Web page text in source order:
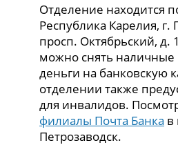
Отделение находится
Республика Карелия, г.
просп. Октябрьский, д.
можно снять наличные
деньги на банковскую
отделении также
для инвалидов.
филиалы Почта Банка в
Петрозаводск.